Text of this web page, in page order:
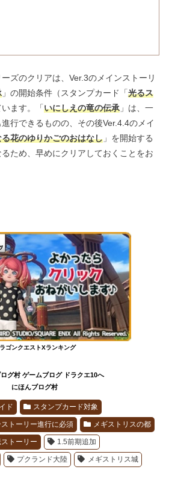
ズのクリアは、Ver.3のメインストーリ
」の開始条件（スタンプカード「光るス
ます。「いにしえの竜の伝承 」は、一
進行できるものの、その後Ver.4.4のメイ
花のゆりかごのおはなし 」を開始する
るため、早めにクリアしておくことをお
ラゴンクエストXランキング
にほんブログ村
ド スタンプカード対象
ストーリー進行に必須 メギストリスの都
トーリー 1.5前期追加
プクランド大陸 メギストリス城